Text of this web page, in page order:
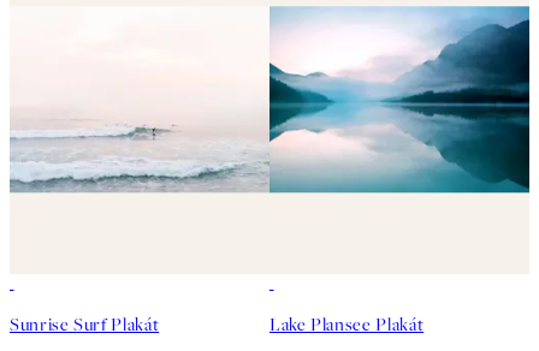
Sunrise Surf Plakát Lake Plansee Plakát